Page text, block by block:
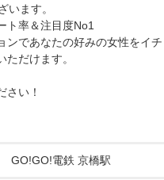
います。
ト率＆注目度No1
ンであなたの好みの女性をイ
だけます。
さい！
GO!GO!電鉄 京橋駅